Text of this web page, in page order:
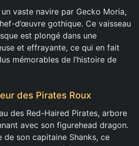
vaste navire par Gecko Moria,
d’œuvre gothique. Ce vaisseau
est plongé dans une
et effrayante, ce qui en fait
mémorables de l’histoire de
des Pirates Roux
des Red-Haired Pirates, arbore
avec son figurehead dragon.
de son capitaine Shanks, ce